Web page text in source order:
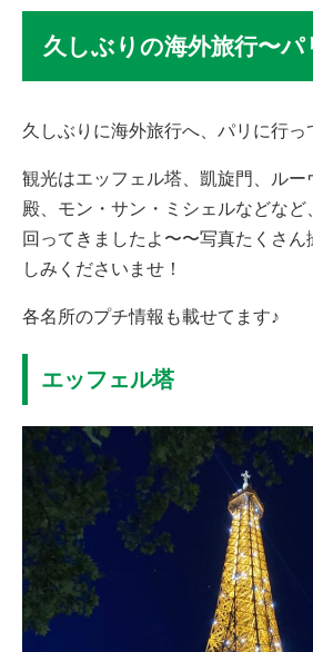
久しぶりの海外旅行〜パ
久しぶりに海外旅行へ、パリに行っ
観光はエッフェル塔、凱旋門、ル
殿、モン・サン・ミシェルなどな
回ってきましたよ〜〜写真たくさ
しみくださいませ！
各名所のプチ情報も載せてます♪
エッフェル塔